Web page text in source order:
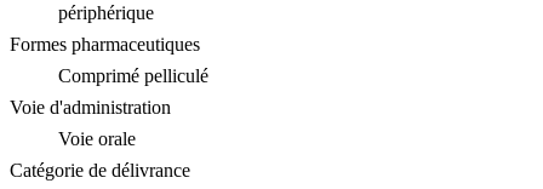
périphérique
Formes pharmaceutiques
Comprimé pelliculé
Voie d'administration
Voie orale
Catégorie de délivrance